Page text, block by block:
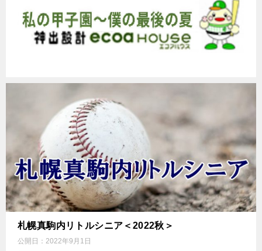
札幌真駒内リトルシニア＜2022秋＞
公開日： 2022年9月1日